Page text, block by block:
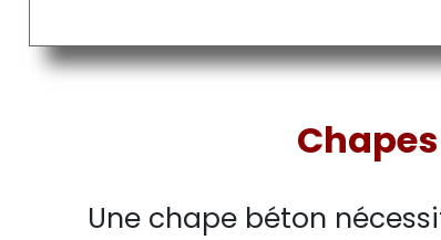
Une chape béton